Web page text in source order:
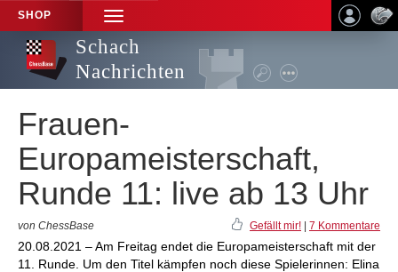
SHOP
TOGGLE
NAVIGATION
Schach
Nachrichten
Frauen-
Europameisterschaft,
Runde 11: live ab 13 Uhr
von ChessBase Gefällt mir! 7 Kommentare
20.08.2021 – Am Freitag endet die Europameisterschaft mit der
11. Runde. Um den Titel kämpfen noch diese Spielerinnen: Elina